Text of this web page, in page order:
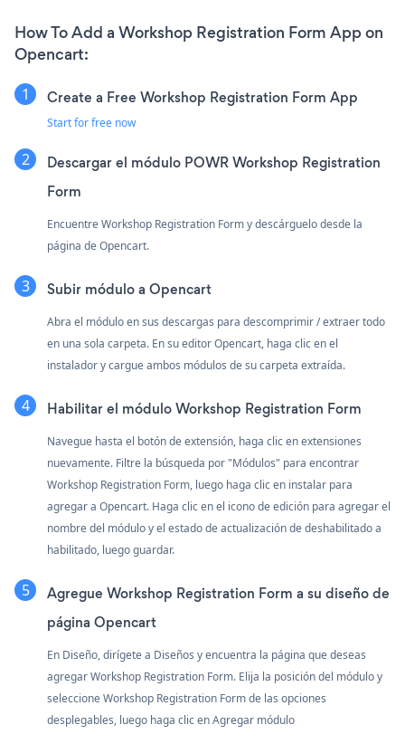
How To Add a Workshop Registration Form App on
Opencart:
Create a Free Workshop Registration Form App
Start for free now
Descargar el módulo POWR Workshop Registration
Form
Encuentre Workshop Registration Form y descárguelo desde la
página de Opencart.
Subir módulo a Opencart
Abra el módulo en sus descargas para descomprimir / extraer todo
en una sola carpeta. En su editor Opencart, haga clic en el
instalador y cargue ambos módulos de su carpeta extraída.
Habilitar el módulo Workshop Registration Form
Navegue hasta el botón de extensión, haga clic en extensiones
nuevamente. Filtre la búsqueda por "Módulos" para encontrar
Workshop Registration Form, luego haga clic en instalar para
agregar a Opencart. Haga clic en el icono de edición para agregar el
nombre del módulo y el estado de actualización de deshabilitado a
habilitado, luego guardar.
Agregue Workshop Registration Form a su diseño de
página Opencart
En Diseño, dirígete a Diseños y encuentra la página que deseas
agregar Workshop Registration Form. Elija la posición del módulo y
seleccione Workshop Registration Form de las opciones
desplegables, luego haga clic en Agregar módulo